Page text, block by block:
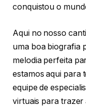
conquistou o
Aqui no nosso
uma boa biografia
melodia perfeita
estamos aqui para
equipe de
virtuais para trazer